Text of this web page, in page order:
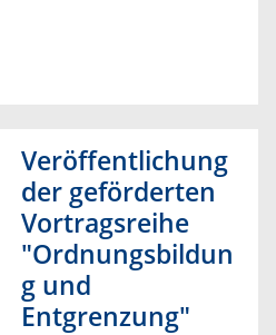
Veröffentlichung
der geförderten
Vortragsreihe
"Ordnungsbildun
g und
Entgrenzung"